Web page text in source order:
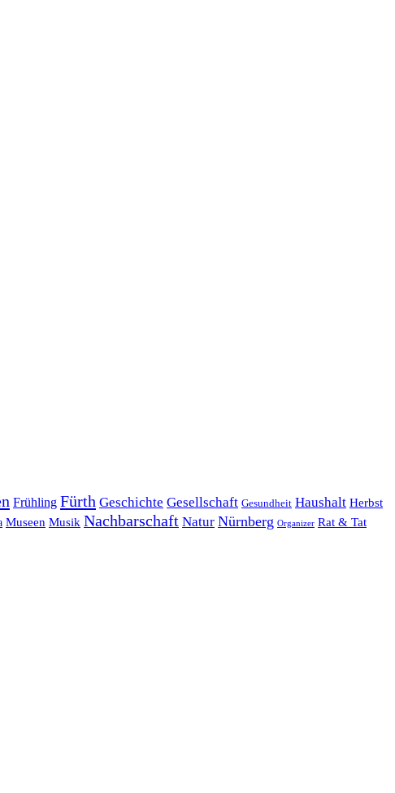
Frühling Fürth Geschichte Gesellschaft Gesundheit Haushalt Herbst
Museen Musik Nachbarschaft Natur Nürnberg Organizer Rat & Tat